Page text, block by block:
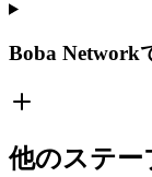
Boba Network
他のステー